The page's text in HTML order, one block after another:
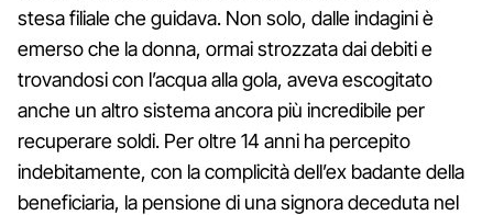
stesa filiale che guidava. Non solo, dalle indagini è
emerso che la donna, ormai strozzata dai debiti e
trovandosi con l’acqua alla gola, aveva escogitato
anche un altro sistema ancora più incredibile per
recuperare soldi. Per oltre 14 anni ha percepito
indebitamente, con la complicità dell’ex badante della
beneficiaria, la pensione di una signora deceduta nel